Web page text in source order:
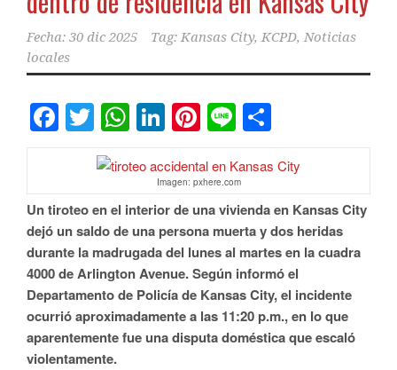
Fecha: 30 dic 2025 Tag: Kansas City, KCPD, Noticias
locales
Facebook
Twitter
WhatsApp
LinkedIn
Pinterest
Line
Imagen: pxhere.com
Un tiroteo en el interior de una vivienda en Kansas City
dejó un saldo de una persona muerta y dos heridas
durante la madrugada del lunes al martes en la cuadra
4000 de Arlington Avenue. Según informó el
Departamento de Policía de Kansas City, el incidente
ocurrió aproximadamente a las 11:20 p.m., en lo que
aparentemente fue una disputa doméstica que escaló
violentamente.